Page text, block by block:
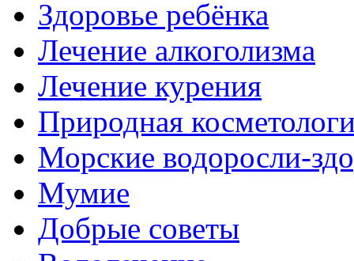
Здоровье ребёнка
Лечение алкоголизма
Лечение курения
Природная
Морские водоросли-
Мумие
Добрые советы